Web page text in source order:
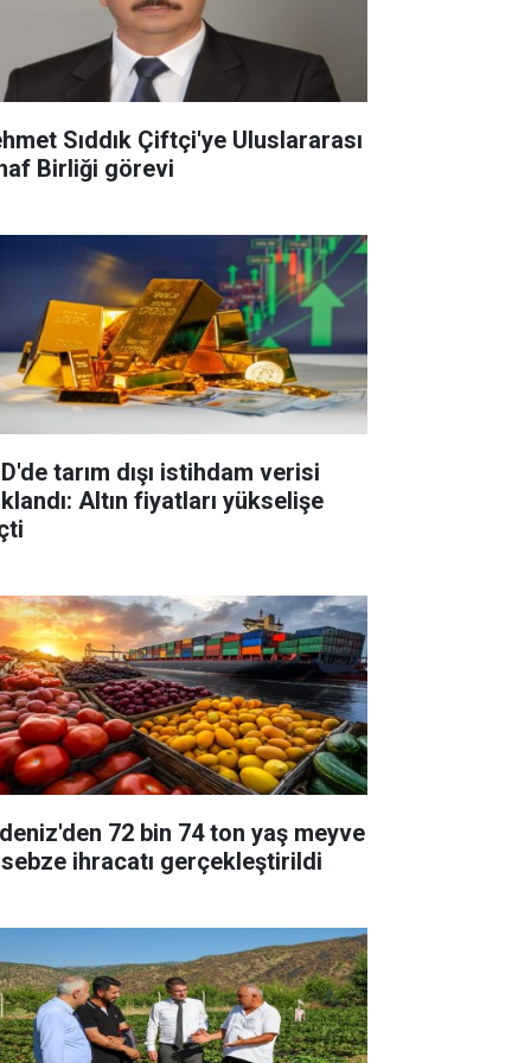
Sıddık Çiftçi'ye Uluslararası
Birliği görevi
tarım dışı istihdam verisi
Altın fiyatları yükselişe
72 bin 74 ton yaş meyve
ihracatı gerçekleştirildi